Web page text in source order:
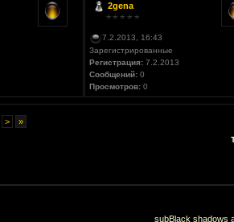
2gena
7.2.2013, 16:43
Зарегистрированные
Регистрация:7.2.2013
Сообщений:0
Просмотров:0
> »
subBlack shadows